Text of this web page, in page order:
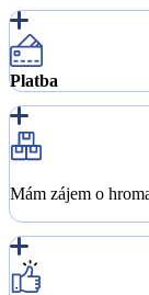
Platba
Mám zájem o